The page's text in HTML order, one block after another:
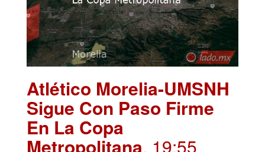
Atlético Morelia-UMSNH
Sigue Con Paso Firme
En La Copa
Metropolitana. 19:55